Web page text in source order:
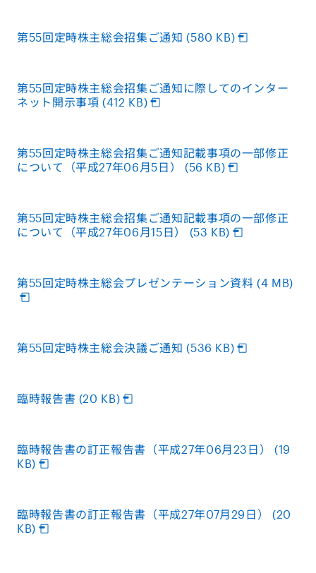
第55回定時株主総会招集ご通知 (580 KB)
第55回定時株主総会招集ご通知に際してのインター
ネット開示事項 (412 KB)
第55回定時株主総会招集ご通知記載事項の一部修正
について（平成27年06月5日） (56 KB)
第55回定時株主総会招集ご通知記載事項の一部修正
について（平成27年06月15日） (53 KB)
第55回定時株主総会プレゼンテーション資料 (4 MB)
第55回定時株主総会決議ご通知 (536 KB)
臨時報告書 (20 KB)
臨時報告書の訂正報告書（平成27年06月23日） (19
KB)
臨時報告書の訂正報告書（平成27年07月29日） (20
KB)